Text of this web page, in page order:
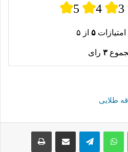
5 4 3
۵ از ۵
۳ رای
طلایی
پینترستواتس آپ تلگرام اشتراک گذاری از طریق ایمیل چاپ